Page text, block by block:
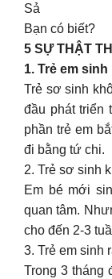
Sả
Bạn có biết?
5 SỰ THẬT
1. Trẻ em
Trẻ sơ sinh
đầu phát triển
phần trẻ em
đi bằng tứ chi.
2. Trẻ sơ sinh
Em bé mới
quan tâm.
cho đến 2-3
3. Trẻ em sinh
Trong 3 tháng